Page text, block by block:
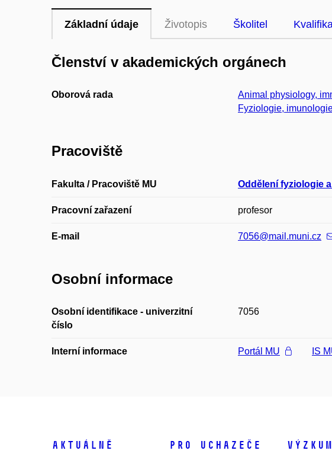
Základní údaje Životopis Školitel
Členství v akademických orgánech
Oborová rada
Animal physiology,
Fyziologie,
Pracoviště
Fakulta / Pracoviště MU Oddělení fyziologie
Pracovní zařazení profesor
E-mail 7056@mail.muni.cz
Osobní informace
Osobní identifikace - univerzitní
číslo
7056
Interní informace Portál MU IS
Aktuálně Pro uchazeče Výzkum